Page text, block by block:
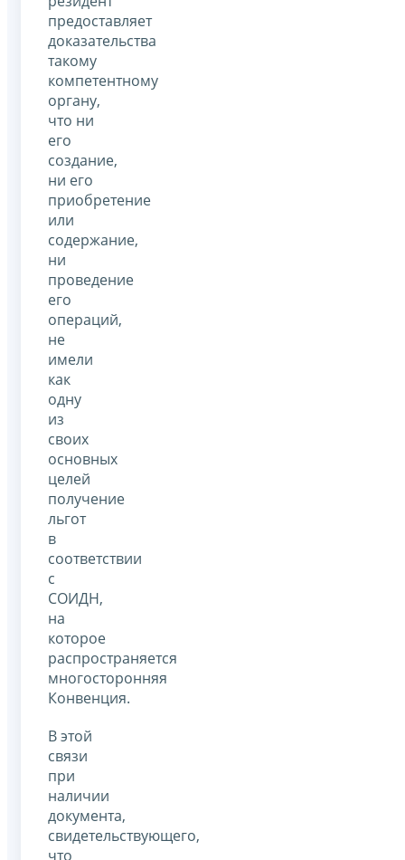
предоставляет
доказательства
такому
компетентному
органу,
что ни
его
создание,
ни его
приобретение
или
содержание,
ни
проведение
его
операций,
не
имели
как
одну
из
своих
основных
целей
получение
льгот
в
соответствии
с
СОИДН,
на
которое
распространяется
многосторонняя
Конвенция.
В этой
связи
при
наличии
документа,
свидетельствующего,
что